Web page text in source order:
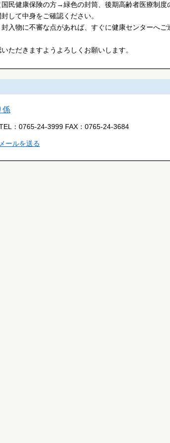
民健康保険の方→緑色の封筒、後期高齢者医療制度
して中身をご確認ください。
入物に不審な点があれば、すぐに健康センターへご
ただきますようよろしくお願いします。
係
： 0765-24-3999 FAX： 0765-24-3684
ールを送る